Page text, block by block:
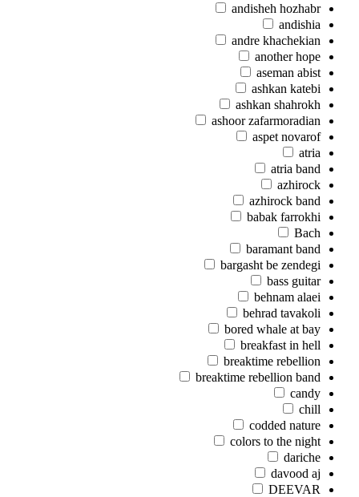
andisheh hozhabr
andishia
andre khachekian
another hope
aseman abist
ashkan katebi
ashkan shahrokh
ashoor zafarmoradian
aspet novarof
atria
atria band
azhirock
azhirock band
babak farrokhi
Bach
baramant band
bargasht be zendegi
bass guitar
behnam alaei
behrad tavakoli
bored whale at bay
breakfast in hell
breaktime rebellion
breaktime rebellion band
candy
chill
codded nature
colors to the night
dariche
davood aj
DEEVAR